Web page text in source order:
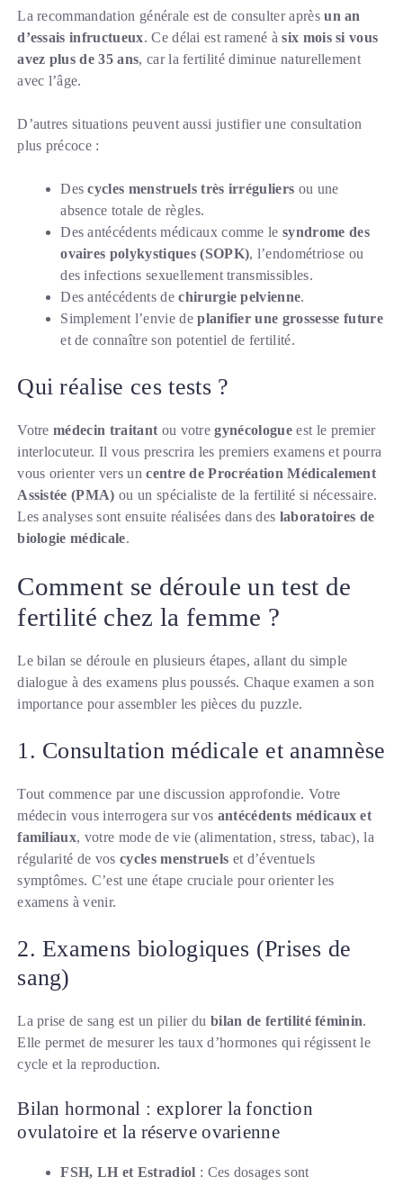
La recommandation générale est de consulter aprèsun an
d’essais infructueux. Ce délai est ramené àsix mois si vous
avez plus de 35 ans, car la fertilité diminue naturellement
avec l’âge.
D’autres situations peuvent aussi justifier une consultation
plus précoce :
Descycles menstruels très irréguliers ou une
absence totale de règles.
Des antécédents médicaux comme lesyndrome des
ovaires polykystiques (SOPK), l’endométriose ou
des infections sexuellement transmissibles.
Des antécédents dechirurgie pelvienne.
Simplement l’envie deplanifier une grossesse future
et de connaître son potentiel de fertilité.
Qui réalise ces tests ?
Votremédecin traitant ou votregynécologueest le premier
interlocuteur. Il vous prescrira les premiers examens et pourra
vous orienter vers uncentre de Procréation Médicalement
Assistée (PMA) ou un spécialiste de la fertilité si nécessaire.
Les analyses sont ensuite réalisées dans des laboratoires de
biologie médicale.
Comment se déroule un test de
fertilité chez la femme ?
Le bilan se déroule en plusieurs étapes, allant du simple
dialogue à des examens plus poussés. Chaque examen a son
importance pour assembler les pièces du puzzle.
1. Consultation médicale et anamnèse
Tout commence par une discussion approfondie. Votre
médecin vous interrogera sur vos antécédents médicaux et
familiaux, votre mode de vie (alimentation, stress, tabac), la
régularité de vos cycles menstruels et d’éventuels
symptômes. C’est une étape cruciale pour orienter les
examens à venir.
2. Examens biologiques (Prises de
sang)
La prise de sang est un pilier dubilan de fertilité féminin.
Elle permet de mesurer les taux d’hormones qui régissent le
cycle et la reproduction.
Bilan hormonal : explorer la fonction
ovulatoire et la réserve ovarienne
FSH, LH et Estradiol : Ces dosages sont